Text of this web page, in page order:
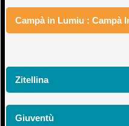
Campà in Lumiu : Campà
Zitellina
Giuventù